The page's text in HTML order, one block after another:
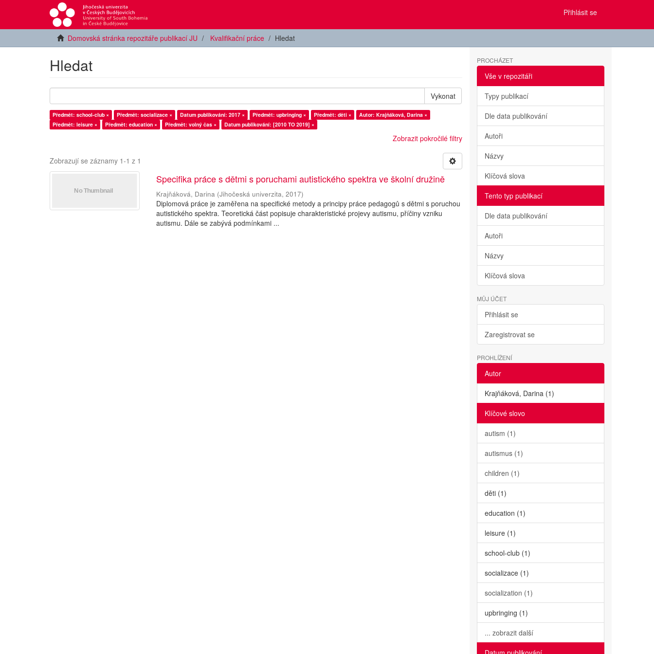
Přihlásit se
Domovská stránka repozitáře publikací JU Kvalifikační práce Hledat
Hledat
Vykonat
Předmět: school-club × Předmět: socializace × Datum publikování: 2017 × Předmět: upbringing × Předmět: děti ×
Autor: Krajňáková, Darina ×
Předmět: leisure ×
Předmět: education × Předmět: volný čas × Datum publikování: [2010 TO 2019] ×
Zobrazit pokročilé filtry
Zobrazují se záznamy 1-1 z 1
Specifika práce s dětmi s poruchami autistického spektra ve školní družině
Krajňáková, Darina (Jihočeská univerzita,2017)
Diplomová práce je zaměřena na specifické metody a principy práce pedagogů s dětmi s poruchou
autistického spektra. Teoretická část popisuje charakteristické projevy autismu, příčiny vzniku
autismu. Dále se zabývá podmínkami ...
PROCHÁZET
Vše v repozitáři
Typy publikací
Dle data publikování
Autoři
Názvy
Klíčová slova
Tento typ publikací
Dle data publikování
Autoři
Názvy
Klíčová slova
MŮJ ÚČET
Přihlásit se
Zaregistrovat se
PROHLÍŽENÍ
Autor
Krajňáková, Darina (1)
Klíčové slovo
autism (1)
autismus (1)
children (1)
děti (1)
education (1)
leisure (1)
school-club (1)
socializace (1)
socialization (1)
upbringing (1)
... zobrazit další